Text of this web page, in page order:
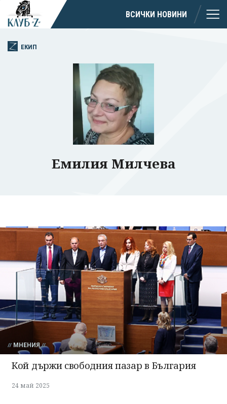
ВСИЧКИ НОВИНИ
ЕКИП
Емилия Милчева
МНЕНИЯ
Кой държи свободния пазар в България
24 май 2025